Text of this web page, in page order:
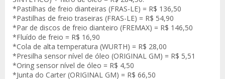
*Pastilhas de freio dianteiras (FRAS-LE) = R$ 136,50
*Pastilhas de freio traseiras (FRAS-LE) = R$ 54,90
*Par de discos de freio dianteiro (FREMAX) = R$ 146,50
*Fluído de freio = R$ 16,90
*Cola de alta temperatura (WURTH) = R$ 28,00
*Presilha sensor nível de óleo (ORIGINAL GM) = R$ 5,51
*Oring sensor nível de óleo = R$ 4,50
*Junta do Carter (ORIGINAL GM) = R$ 66,50